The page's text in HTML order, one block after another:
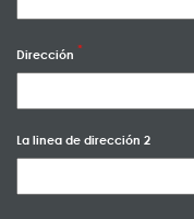
Dirección
La linea de dirección 2